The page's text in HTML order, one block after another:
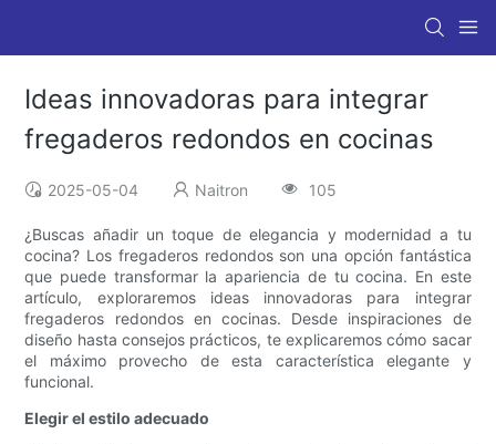
Ideas innovadoras para integrar
fregaderos redondos en cocinas
2025-05-04 Naitron 105
¿Buscas añadir un toque de elegancia y modernidad a tu
cocina? Los fregaderos redondos son una opción fantástica
que puede transformar la apariencia de tu cocina. En este
artículo, exploraremos ideas innovadoras para integrar
fregaderos redondos en cocinas. Desde inspiraciones de
diseño hasta consejos prácticos, te explicaremos cómo sacar
el máximo provecho de esta característica elegante y
funcional.
Elegir el estilo adecuado